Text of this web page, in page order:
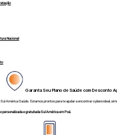
Nacional
Garanta Seu Plano de Saúde com Desconto
América Saúde. Estamos prontos para te ajudar a encontrar o plano ideal,
personalizada e gratuitada Sul América em Poá.